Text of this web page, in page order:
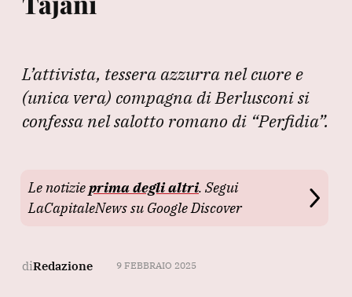
L’attivista, tessera azzurra nel cuore e
(unica vera) compagna di Berlusconi si
confessa nel salotto romano di “Perfidia”.
Le notizieprima degli altri. Segui
LaCapitaleNews su Google Discover
diRedazione 9 FEBBRAIO 2025